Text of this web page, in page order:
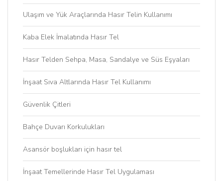
Ulaşım ve Yük Araçlarında Hasır Telin Kullanımı
Kaba Elek İmalatında Hasır Tel
Hasır Telden Sehpa, Masa, Sandalye ve Süs Eşyaları
İnşaat Sıva Altlarında Hasır Tel Kullanımı
Güvenlik Çitleri
Bahçe Duvarı Korkulukları
Asansör boşlukları için hasır tel
İnşaat Temellerinde Hasır Tel Uygulaması